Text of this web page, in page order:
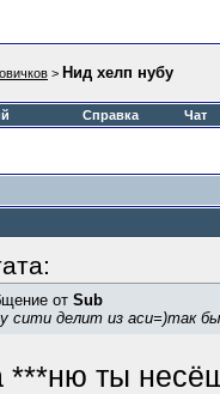
> Нид хелп нубу
Справка Чат
от Sub
сити делит из аси=)так
***ню ты